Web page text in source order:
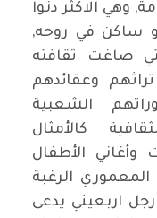
وهي الاكثر دنواً
ساكن في روحه,
صاغت ثقافته
وعقائدهم
الشعبية
كالأمثال
وأغاني الأطفال
الرغبة
اربعيني يدعى